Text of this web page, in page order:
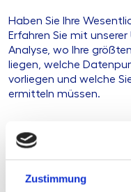
Zustimmung
Haben Sie Ihre
Erfahren Sie mit
Analyse, wo Ihre
liegen, welche
vorliegen und welche
ermitteln müssen.
Ihre Herausforderung
Unsere Lösung